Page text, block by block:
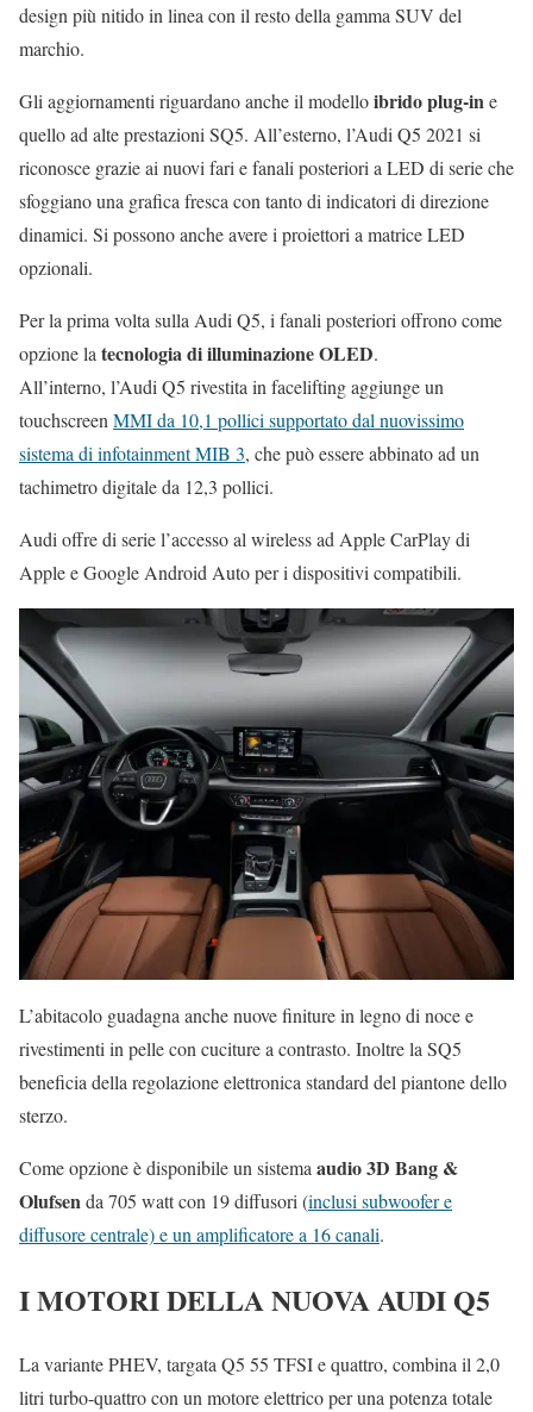
design più nitido in linea con il resto della gamma SUV del
marchio.
Gli aggiornamenti riguardano anche il modelloibrido plug-ine
quello ad alte prestazioni SQ5. All’esterno, l’Audi Q5 2021 si
riconosce grazie ai nuovi fari e fanali posteriori a LED di serie che
sfoggiano una grafica fresca con tanto di indicatori di direzione
dinamici. Si possono anche avere i proiettori a matrice LED
opzionali.
Per la prima volta sulla Audi Q5, i fanali posteriori offrono come
opzione la tecnologia di illuminazione OLED.
All’interno, l’Audi Q5 rivestita in facelifting aggiunge un
touchscreen MMI da 10,1 pollici supportato dal nuovissimo
sistema di infotainment MIB 3, che può essere abbinato ad un
tachimetro digitale da 12,3 pollici.
Audi offre di serie l’accesso al wireless ad Apple CarPlay di
Apple e Google Android Auto per i dispositivi compatibili.
L’abitacolo guadagna anche nuove finiture in legno di noce e
rivestimenti in pelle con cuciture a contrasto. Inoltre la SQ5
beneficia della regolazione elettronica standard del piantone dello
sterzo.
Come opzione è disponibile un sistema audio 3D Bang &
Olufsenda 705 watt con 19 diffusori (inclusi subwoofer e
diffusore centrale) e un amplificatore a 16 canali.
I MOTORI DELLA NUOVA AUDI Q5
La variante PHEV, targata Q5 55 TFSI e quattro, combina il 2,0
litri turbo-quattro con un motore elettrico per una potenza totale